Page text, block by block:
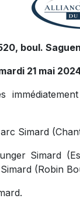
boul.
21 mai
Simard
Simard
(Robin